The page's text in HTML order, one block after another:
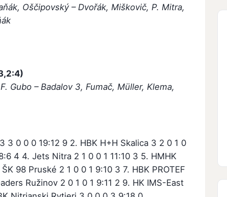
Oščipovský – Dvořák, Miškovič, P. Mitra,
Gubo – Badalov 3, Fumač, Müller, Klema,
3 0 0 0 19:12 9 2. HBK H+H Skalica 3 2 0 1 0
4 4. Jets Nitra 2 1 0 0 1 11:10 3 5. HMHK
98 Pruské 2 1 0 0 1 9:10 3 7. HBK PROTEF
Ružinov 2 0 1 0 1 9:11 2 9. HK IMS-East